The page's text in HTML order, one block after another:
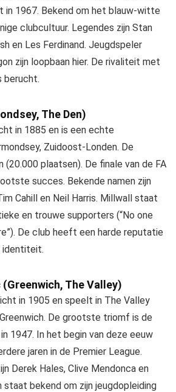
in 1967. Bekend om het blauw-witte
clubcultuur. Legendes zijn Stan
en Les Ferdinand. Jeugdspeler
zijn loopbaan hier. De rivaliteit met
berucht.
The Den)
in 1885 en is een echte
Zuidoost-Londen. De
(20.000 plaatsen). De finale van de FA
succes. Bekende namen zijn
Cahill en Neil Harris. Millwall staat
en trouwe supporters (“No one
De club heeft een harde reputatie
identiteit.
The Valley)
in 1905 en speelt in The Valley
De grootste triomf is de
1947. In het begin van deze eeuw
jaren in de Premier League.
Derek Hales, Clive Mendonca en
staat bekend om zijn jeugdopleiding